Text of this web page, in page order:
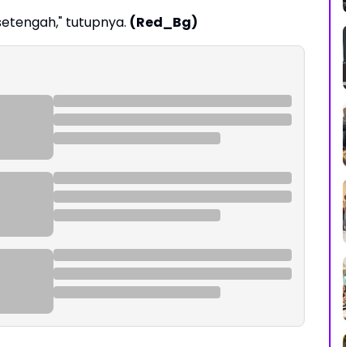
tutupnya. (Red_Bg)